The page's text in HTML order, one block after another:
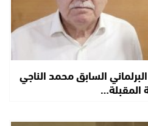
السابق محمد الناجي
المقبلة…